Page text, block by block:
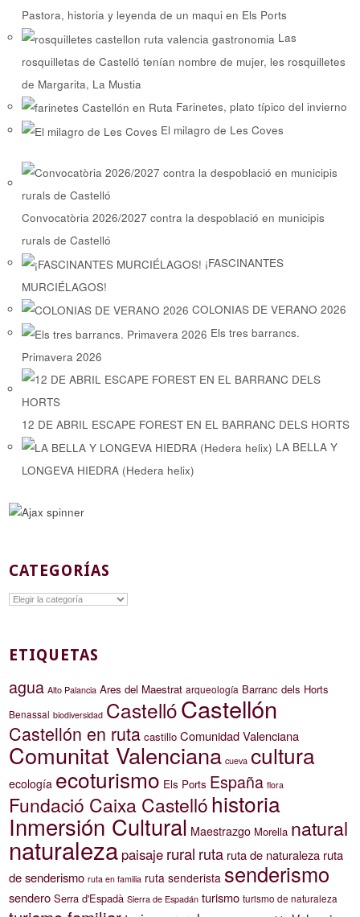
Pastora, historia y leyenda de un maqui en Els Ports
Las
rosquilletas de Castelló tenían nombre de mujer, les rosquilletes
de Margarita, La Mustia
Farinetes, plato típico del invierno
El milagro de Les Coves
Convocatòria 2026/2027 contra la despoblació en municipis
rurals de Castelló
¡FASCINANTES
MURCIÉLAGOS!
COLONIAS DE VERANO 2026
Els tres barrancs.
Primavera 2026
12 DE ABRIL ESCAPE FOREST EN EL BARRANC DELS HORTS
LA BELLA Y
LONGEVA HIEDRA (Hedera helix)
CATEGORÍAS
Categorías
ETIQUETAS
agua Alto Palancia Ares del Maestrat arqueología Barranc dels Horts
Benassal biodiversidad CastellóCastellón
Castellón en ruta castillo Comunidad Valenciana
Comunitat Valenciana cueva cultura
ecología ecoturismo Els Ports España flora
Fundació Caixa Castellóhistoria
Inmersión Cultural Maestrazgo Morella natural
naturaleza paisaje rural ruta ruta de naturaleza ruta
de senderismo ruta en familia ruta senderista senderismo
sendero Serra d'Espadà Sierra de Espadán turismo turismo de naturaleza